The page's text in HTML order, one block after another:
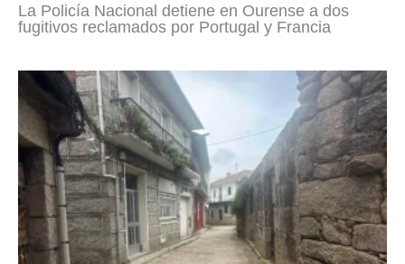
La Policía Nacional detiene en Ourense a dos
fugitivos reclamados por Portugal y Francia